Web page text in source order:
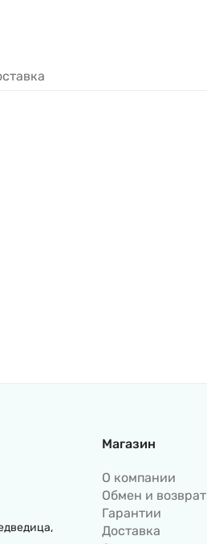
Магазин
О компании
Обмен и возврат
Гарантии
Доставка